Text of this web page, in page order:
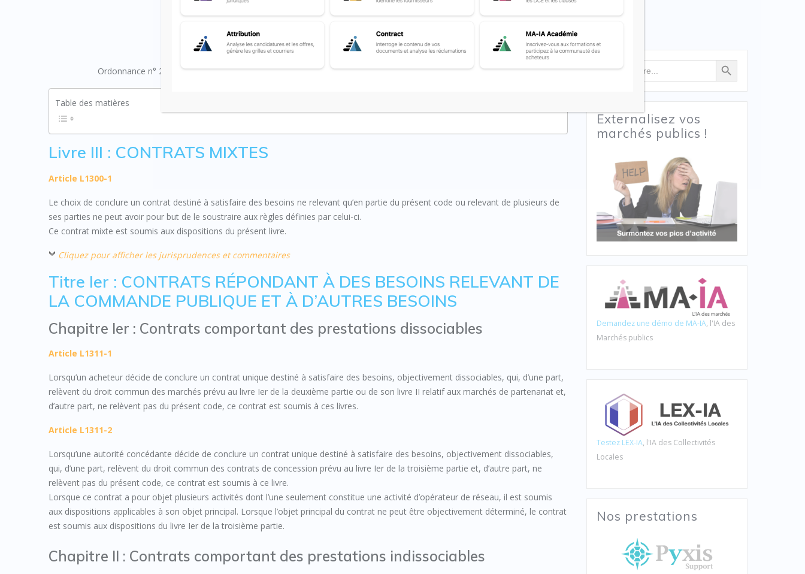
CODE DE LA COMMANDE PUBLIQUE
Ordonnance n° 2018-1074 du 26 novembre 2018 portant partie législative du code de la commande publique
Table des matières
Livre III : CONTRATS MIXTES
Article L1300-1
Le choix de conclure un contrat destiné à satisfaire des besoins ne relevant qu’en partie du présent code ou relevant de plusieurs de
ses parties ne peut avoir pour but de le soustraire aux règles définies par celui-ci.
Ce contrat mixte est soumis aux dispositions du présent livre.
Cliquez pour afficher les jurisprudences et commentaires
Titre Ier : CONTRATS RÉPONDANT À DES BESOINS RELEVANT DE
LA COMMANDE PUBLIQUE ET À D’AUTRES BESOINS
Chapitre Ier : Contrats comportant des prestations dissociables
Article L1311-1
Lorsqu’un acheteur décide de conclure un contrat unique destiné à satisfaire des besoins, objectivement dissociables, qui, d’une part,
relèvent du droit commun des marchés prévu au livre Ier de la deuxième partie ou de son livre II relatif aux marchés de partenariat et,
d’autre part, ne relèvent pas du présent code, ce contrat est soumis à ces livres.
Article L1311-2
Lorsqu’une autorité concédante décide de conclure un contrat unique destiné à satisfaire des besoins, objectivement dissociables,
qui, d’une part, relèvent du droit commun des contrats de concession prévu au livre Ier de la troisième partie et, d’autre part, ne
relèvent pas du présent code, ce contrat est soumis à ce livre.
Lorsque ce contrat a pour objet plusieurs activités dont l’une seulement constitue une activité d’opérateur de réseau, il est soumis
aux dispositions applicables à son objet principal. Lorsque l’objet principal du contrat ne peut être objectivement déterminé, le contrat
est soumis aux dispositions du livre Ier de la troisième partie.
Chapitre II : Contrats comportant des prestations indissociables
for:
Search Button
Externalisez vos
marchés publics !
Demandez une démo de MA-IA, l'IA des
Marchés publics
Testez LEX-IA, l'IA des Collectivités
Locales
Nos prestations